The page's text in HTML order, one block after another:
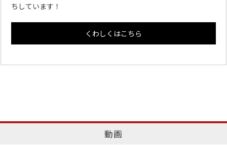
ちしています！
くわしくはこちら
動画